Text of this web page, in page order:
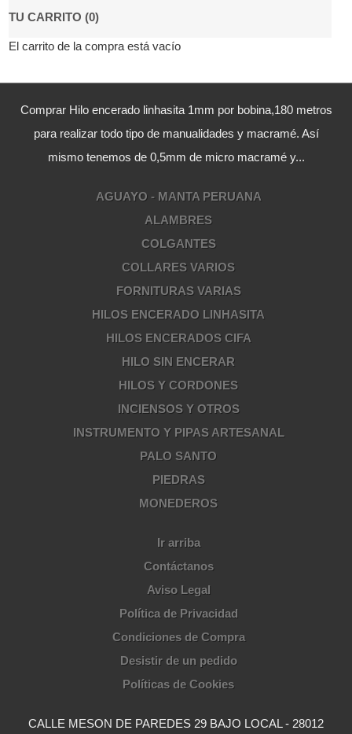
TU CARRITO (0)
El carrito de la compra está vacío
Comprar Hilo encerado linhasita 1mm por bobina,180 metros
para realizar todo tipo de manualidades y macramé. Así
mismo tenemos de 0,5mm de micro macramé y...
AGUAYO - MANTA PERUANA
ALAMBRES
COLGANTES
COLLARES VARIOS
FORNITURAS VARIAS
HILOS ENCERADO LINHASITA
HILOS ENCERADOS CIFA
HILO SIN ENCERAR
HILOS Y CORDONES
INCIENSOS Y OTROS
INSTRUMENTO Y PIPAS ARTESANAL
PALO SANTO
PIEDRAS
MONEDEROS
Ir arriba
Contáctanos
Aviso Legal
Política de Privacidad
Condiciones de Compra
Desistir de un pedido
Políticas de Cookies
CALLE MESON DE PAREDES 29 BAJO LOCAL - 28012